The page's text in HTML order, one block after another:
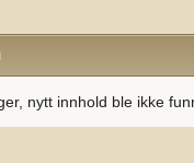
nytt innhold ble ikke